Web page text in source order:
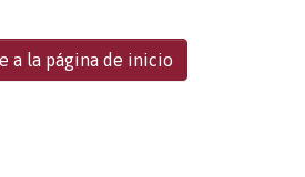
a la página de inicio